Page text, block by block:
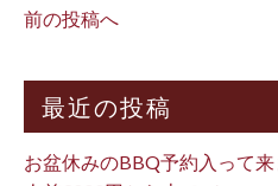
前の投稿へ
最近の投稿
お盆休みのBBQ予約入って